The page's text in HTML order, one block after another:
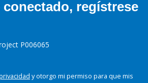
conectado, regístrese
P006065
y otorgo mi permiso para que mis